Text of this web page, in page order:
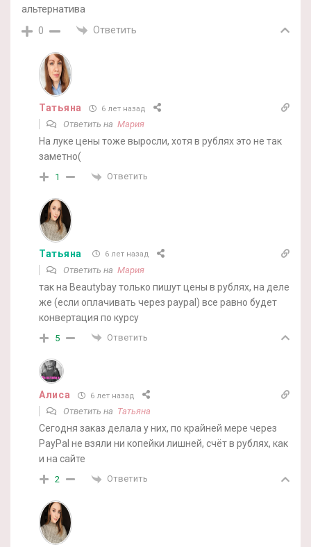
альтернатива
0 Ответить
Татьяна 6 лет назад
Ответить на Мария
На луке цены тоже выросли, хотя в рублях это не так
заметно(
1 Ответить
Татьяна 6 лет назад
Ответить на Мария
так на Beautybay только пишут цены в рублях, на деле
же (если оплачивать через paypal) все равно будет
конвертация по курсу
5 Ответить
Алиса 6 лет назад
Ответить на Татьяна
Сегодня заказ делала у них, по крайней мере через
PayPal не взяли ни копейки лишней, счёт в рублях, как
и на сайте
2 Ответить